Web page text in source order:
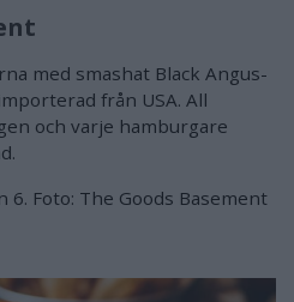
med smashat Black Angus-
från USA. All
och varje hamburgare
6. Foto: The Goods Basement